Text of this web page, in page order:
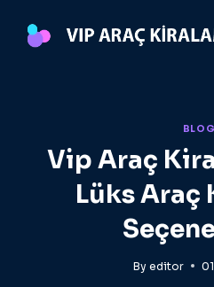
BLOG
Vip Araç
Lüks Araç
By editor